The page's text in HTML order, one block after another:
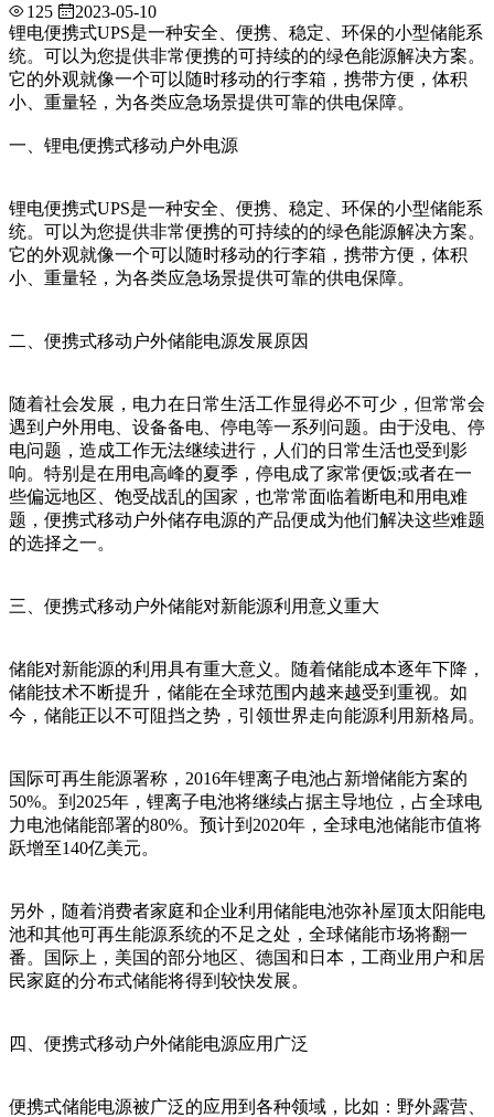
125
2023-05-10
锂电便携式UPS是一种安全、便携、稳定、环保的小型储能系
统。可以为您提供非常便携的可持续的的绿色能源解决方案。
它的外观就像一个可以随时移动的行李箱，携带方便，体积
小、重量轻，为各类应急场景提供可靠的供电保障。
一、锂电便携式移动户外电源
锂电便携式UPS是一种安全、便携、稳定、环保的小型储能系
统。可以为您提供非常便携的可持续的的绿色能源解决方案。
它的外观就像一个可以随时移动的行李箱，携带方便，体积
小、重量轻，为各类应急场景提供可靠的供电保障。
二、便携式移动户外储能电源发展原因
随着社会发展，电力在日常生活工作显得必不可少，但常常会
遇到户外用电、设备备电、停电等一系列问题。由于没电、停
电问题，造成工作无法继续进行，人们的日常生活也受到影
响。特别是在用电高峰的夏季，停电成了家常便饭;或者在一
些偏远地区、饱受战乱的国家，也常常面临着断电和用电难
题，便携式移动户外储存电源的产品便成为他们解决这些难题
的选择之一。
三、便携式移动户外储能对新能源利用意义重大
储能对新能源的利用具有重大意义。随着储能成本逐年下降，
储能技术不断提升，储能在全球范围内越来越受到重视。如
今，储能正以不可阻挡之势，引领世界走向能源利用新格局。
国际可再生能源署称，2016年锂离子电池占新增储能方案的
50%。到2025年，锂离子电池将继续占据主导地位，占全球电
力电池储能部署的80%。预计到2020年，全球电池储能市值将
跃增至140亿美元。
另外，随着消费者家庭和企业利用储能电池弥补屋顶太阳能电
池和其他可再生能源系统的不足之处，全球储能市场将翻一
番。国际上，美国的部分地区、德国和日本，工商业用户和居
民家庭的分布式储能将得到较快发展。
四、便携式移动户外储能电源应用广泛
便携式储能电源被广泛的应用到各种领域，比如：野外露营、